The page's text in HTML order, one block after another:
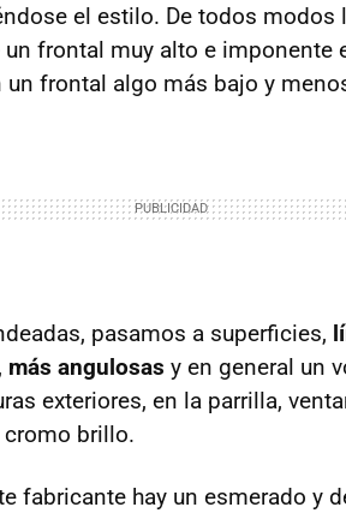
el estilo. De todos
un frontal muy alto e imponente
un frontal algo más bajo y
pasamos a superficies,
más angulosas y en general un
exteriores, en la parrilla,
cromo brillo.
fabricante hay un esmerado y